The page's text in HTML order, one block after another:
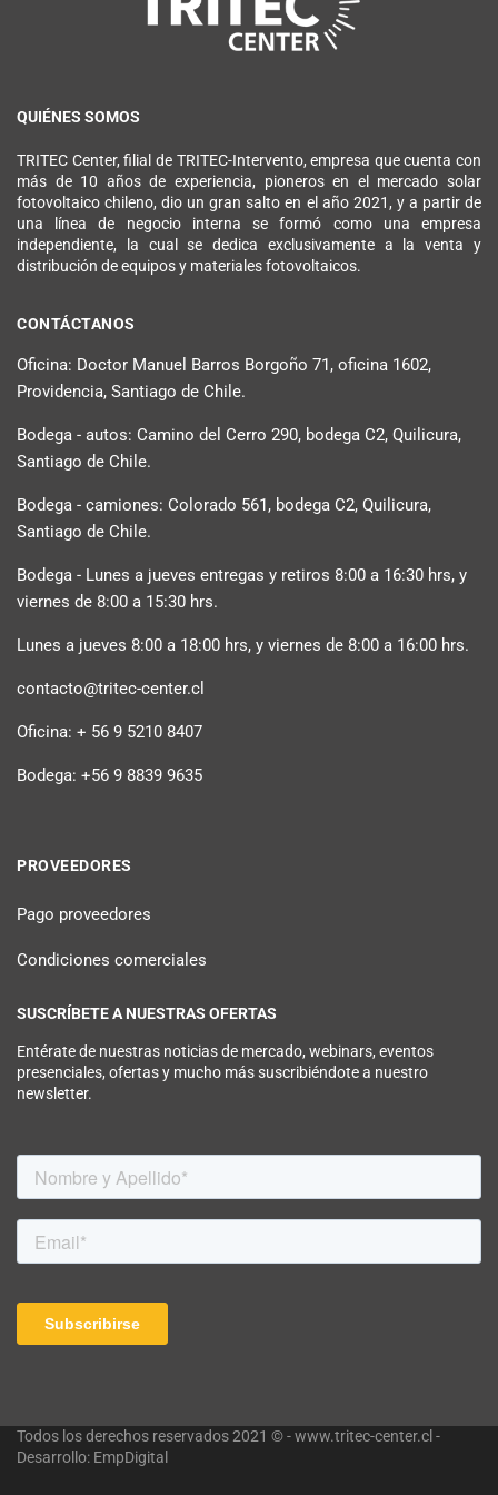
QUIÉNES SOMOS
TRITEC Center, filial de TRITEC-Intervento, empresa que cuenta con
más de 10 años de experiencia, pioneros en el mercado solar
fotovoltaico chileno, dio un gran salto en el año 2021, y a partir de
una línea de negocio interna se formó como una empresa
independiente, la cual se dedica exclusivamente a la venta y
distribución de equipos y materiales fotovoltaicos.
CONTÁCTANOS
Oficina: Doctor Manuel Barros Borgoño 71, oficina 1602,
Providencia, Santiago de Chile.
Bodega - autos: Camino del Cerro 290, bodega C2, Quilicura,
Santiago de Chile.
Bodega - camiones: Colorado 561, bodega C2, Quilicura,
Santiago de Chile.
Bodega - Lunes a jueves entregas y retiros 8:00 a 16:30 hrs, y
viernes de 8:00 a 15:30 hrs.
Lunes a jueves 8:00 a 18:00 hrs, y viernes de 8:00 a 16:00 hrs.
contacto@tritec-center.cl
Oficina: + 56 9 5210 8407
Bodega: +56 9 8839 9635
PROVEEDORES
Pago proveedores
Condiciones comerciales
SUSCRÍBETE A NUESTRAS OFERTAS
Entérate de nuestras noticias de mercado, webinars, eventos
presenciales, ofertas y mucho más suscribiéndote a nuestro
newsletter.
Todos los derechos reservados 2021 © - www.tritec-center.cl -
Desarrollo: EmpDigital